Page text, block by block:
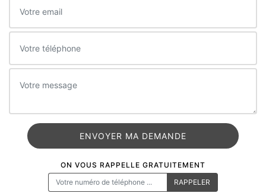
ON VOUS RAPPELLE GRATUITEMENT